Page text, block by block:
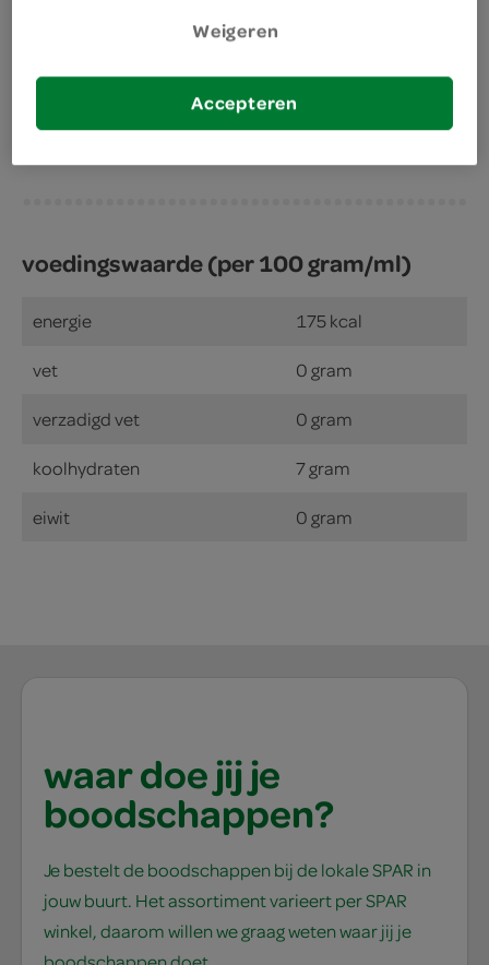
deel op twitter
voedingswaarde (per 100 gram/ml)
energie 175 kcal
vet 0 gram
verzadigd vet 0 gram
koolhydraten 7 gram
eiwit 0 gram
waar doe jij je
boodschappen?
Je bestelt de boodschappen bij de lokale SPAR in
jouw buurt. Het assortiment varieert per SPAR
winkel, daarom willen we graag weten waar jij je
Weigeren
Accepteren